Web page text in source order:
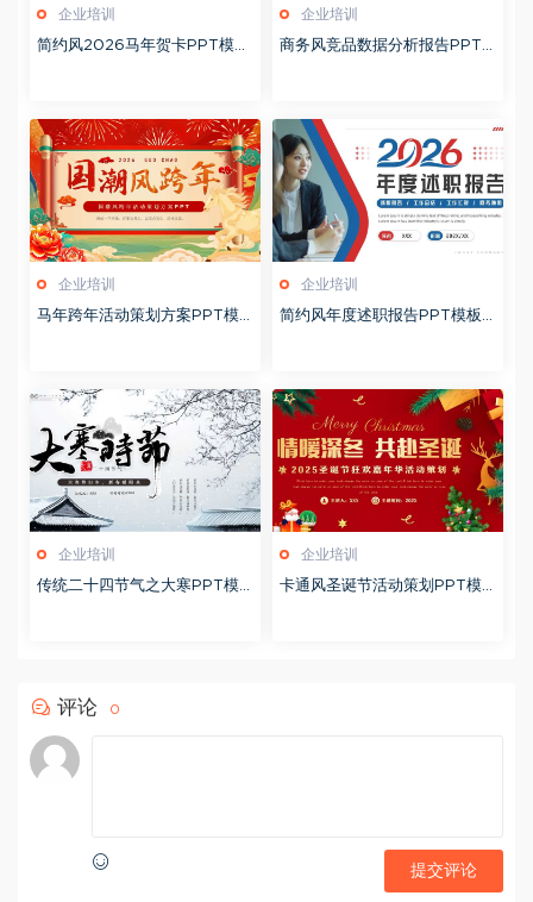
企业培训
简约风2026马年贺卡PPT模板
企业培训
商务风竞品数据分析报告PPT
企业培训
马年跨年活动策划方案PPT模
企业培训
简约风年度述职报告PPT模板2
企业培训
传统二十四节气之大寒PPT模
企业培训
卡通风圣诞节活动策划PPT模
评论 0
提交评论